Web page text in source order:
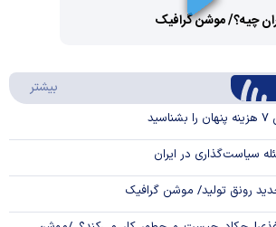
Video
چیه؟/ موشن گرافیک
بیشتر
سیاست‌گذاری در ایران
جدید رونق تولید/ موشن گرافیک